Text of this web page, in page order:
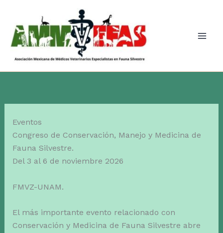
contenido
Eventos
Congreso de Conservación, Manejo y Medicina de
Fauna Silvestre.
Del 3 al 6 de noviembre 2026
FMVZ-UNAM.
El más importante evento relacionado con
Conservación y Medicina de Fauna Silvestre abre